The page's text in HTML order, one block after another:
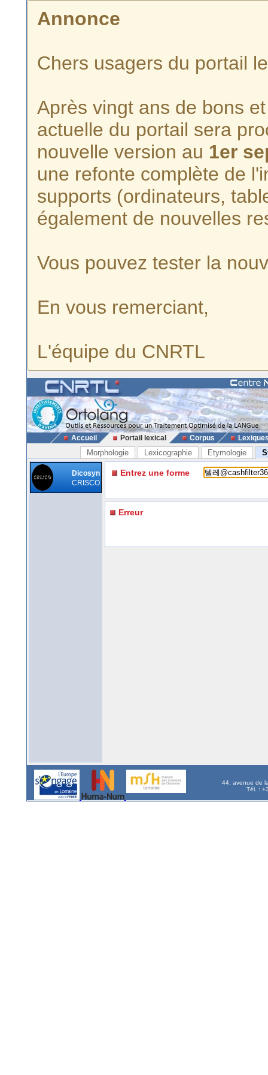
Annonce
Chers usagers du portail
Après vingt ans de bons
actuelle du portail sera
nouvelle version au 1er
une refonte complète de
supports (ordinateurs,
également de nouvelles
Vous pouvez tester la
En vous remerciant,
L'équipe du CNRTL
Accueil Portail lexical Corpus
Morphologie Lexicographie Etymologie
Dicosyn
CRISCO
Entrez une forme
Erreur
44, avenue de
Tél. :